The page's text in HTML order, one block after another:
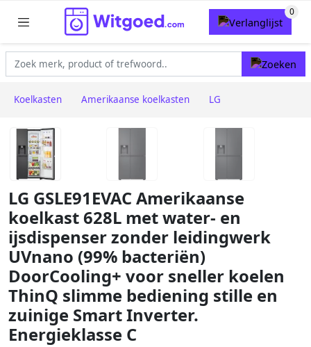
Koelkasten Amerikaanse koelkasten LG
LG GSLE91EVAC Amerikaanse
koelkast 628L met water- en
ijsdispenser zonder leidingwerk
UVnano (99% bacteriën)
DoorCooling+ voor sneller koelen
ThinQ slimme bediening stille en
zuinige Smart Inverter.
Energieklasse C